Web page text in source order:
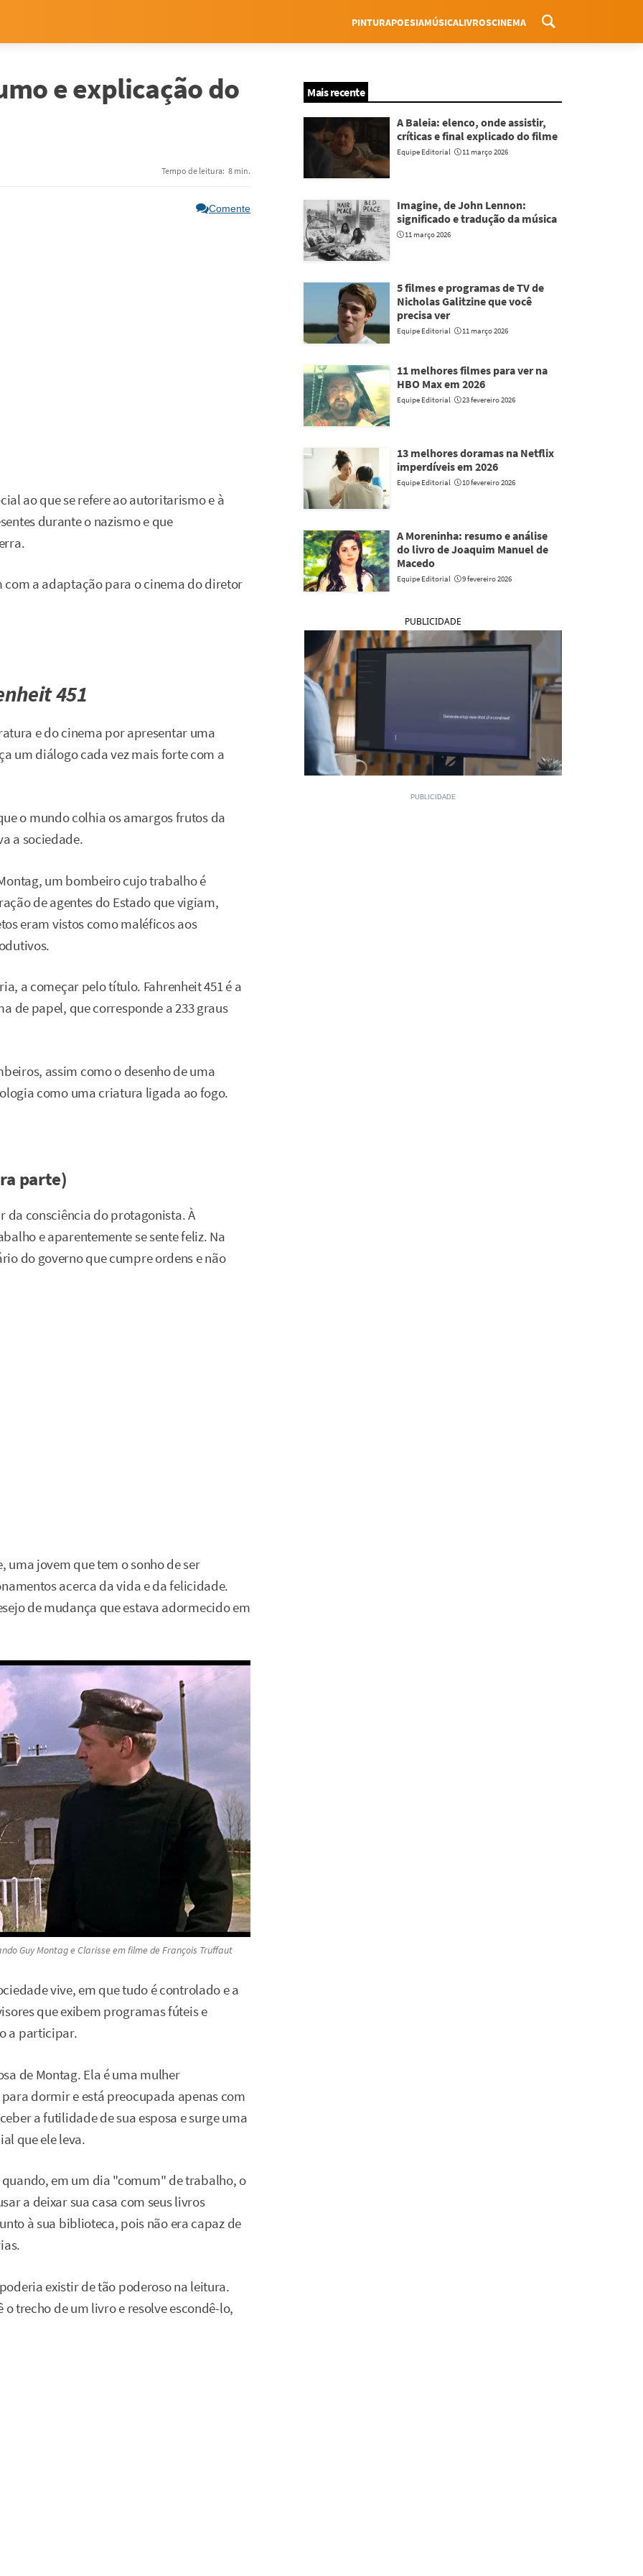
Menu
PINTURAPOESIAMÚSICALIVROSCINEMA
e explicação do
Tempo de leitura: 8 min.
Comente
ao que se refere ao autoritarismo e à
durante o nazismo e que
a adaptação para o cinema do diretor
451
e do cinema por apresentar uma
um diálogo cada vez mais forte com a
o mundo colhia os amargos frutos da
a sociedade.
um bombeiro cujo trabalho é
de agentes do Estado que vigiam,
eram vistos como maléficos aos
a começar pelo título. Fahrenheit 451 é a
de papel, que corresponde a 233 graus
assim como o desenho de uma
como uma criatura ligada ao fogo.
parte)
da consciência do protagonista. À
e aparentemente se sente feliz. Na
do governo que cumpre ordens e não
uma jovem que tem o sonho de ser
acerca da vida e da felicidade.
de mudança que estava adormecido em
Guy Montag e Clarisse em filme de François Truffaut
vive, em que tudo é controlado e a
que exibem programas fúteis e
a participar.
de Montag. Ela é uma mulher
dormir e está preocupada apenas com
a futilidade de sua esposa e surge uma
que ele leva.
em um dia "comum" de trabalho, o
a deixar sua casa com seus livros
à sua biblioteca, pois não era capaz de
existir de tão poderoso na leitura.
trecho de um livro e resolve escondê-lo,
Mais recente
A Baleia: elenco, onde assistir,
críticas e final explicado do filme
Equipe Editorial 11 março 2026
Imagine, de John Lennon:
significado e tradução da música
11 março 2026
5 filmes e programas de TV de
Nicholas Galitzine que você
precisa ver
Equipe Editorial 11 março 2026
11 melhores filmes para ver na
HBO Max em 2026
Equipe Editorial 23 fevereiro 2026
13 melhores doramas na Netflix
imperdíveis em 2026
Equipe Editorial 10 fevereiro 2026
A Moreninha: resumo e análise
do livro de Joaquim Manuel de
Macedo
Equipe Editorial 9 fevereiro 2026
PUBLICIDADE